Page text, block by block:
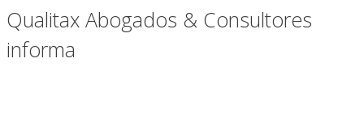
Qualitax Abogados & Consultores
informa